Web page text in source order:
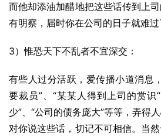
而他却添油加醋地把这些话传到上
有明察，届时你在公司的日子就难过
3）惟恐天下不乱者不宜深交：
有些人过分活跃，爱传播小道消息
要裁员”、“某某人得到上司的赏识
少”、“公司的债务庞大”等等，弄得
对你说这些话，切记不可相信。当